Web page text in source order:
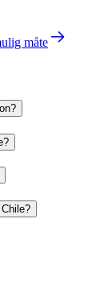
måte